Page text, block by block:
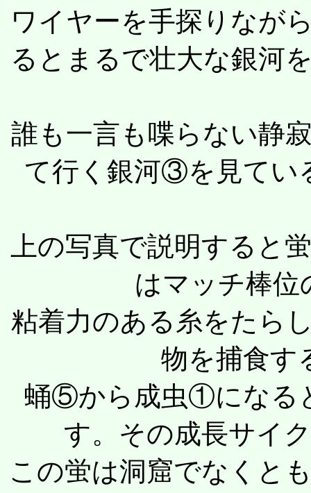
ワイヤーを手探りなが
るとまるで壮大な銀河
誰も一言も喋らない静
て行く銀河③を見てい
上の写真で説明すると
はマッチ棒位
粘着力のある糸をたら
物を捕食す
蛹⑤から成虫①になる
す。その成長サイ
この蛍は洞窟でなくと